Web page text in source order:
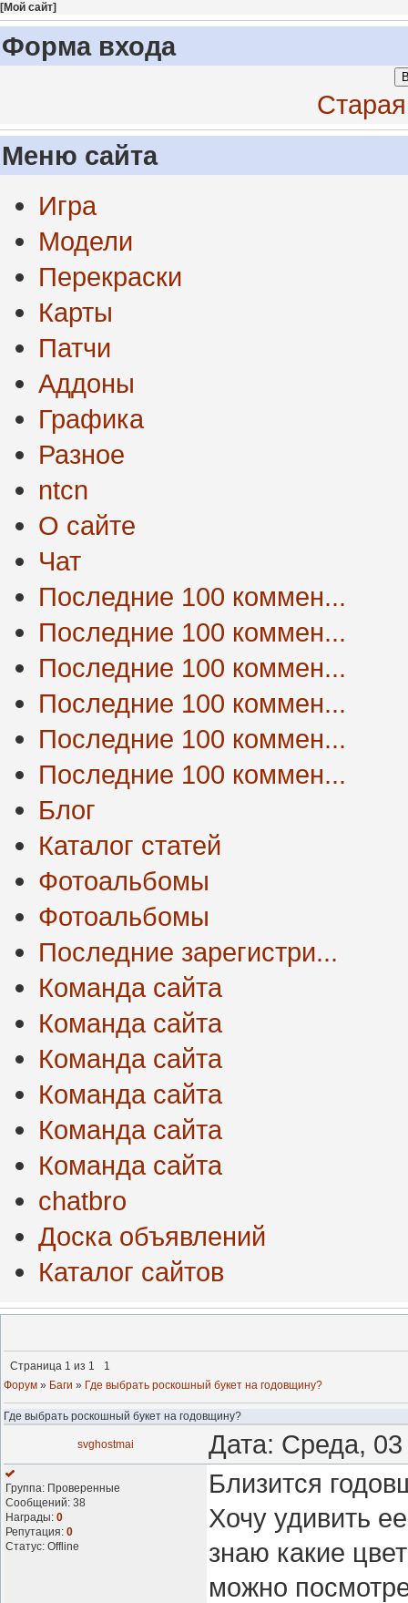
[Мой сайт]
Форма входа
Меню сайта
Игра
Модели
Перекраски
Карты
Патчи
Аддоны
Графика
Разное
ntcn
О сайте
Чат
Последние 100 коммен...
Последние 100 коммен...
Последние 100 коммен...
Последние 100 коммен...
Последние 100 коммен...
Последние 100 коммен...
Блог
Каталог статей
Фотоальбомы
Фотоальбомы
Последние зарегистри...
Команда сайта
Команда сайта
Команда сайта
Команда сайта
Команда сайта
Команда сайта
chatbro
Доска объявлений
Каталог сайтов
Страница 1 из 1
1
Форум » Баги » Где выбрать роскошный букет на годовщину?
Где выбрать роскошный букет на годовщину?
svghostmai Дата: Среда,
Группа: Проверенные
Сообщений: 38
Награды: 0
Репутация: 0
Статус: Offline
Близится
Хочу удивить
знаю какие
можно